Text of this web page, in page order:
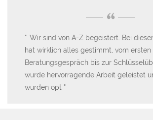
“
Wir sind von A-Z begeistert. Bei
hat wirklich alles gestimmt, vom ersten
Beratungsgespräch bis zur
wurde hervorragende Arbeit geleistet
wurden opt